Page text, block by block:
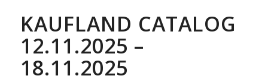
KAUFLAND CATALOG
12.11.2025 –
18.11.2025